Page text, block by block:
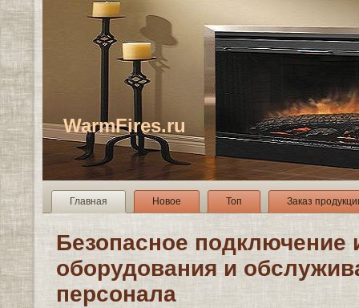
WarmFires.ru
Главная Новое Топ Заказ
Безопасное подключение
оборудования и
персонала